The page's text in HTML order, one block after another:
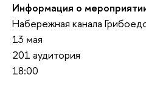
Информация о
Набережная канала
13 мая
201 аудитория
18:00